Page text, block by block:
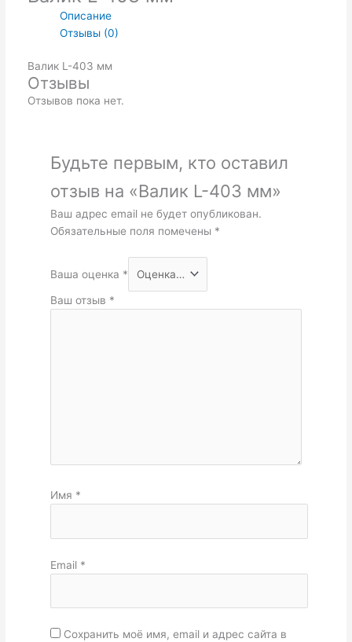
Описание
Отзывы (0)
Валик L-403 мм
Отзывы
Отзывов пока нет.
Будьте первым, кто оставил
отзыв на «Валик L-403 мм»
Ваш адрес email не будет опубликован.
Обязательные поля помечены *
Ваша оценка *
Ваш отзыв *
Имя *
Email *
Сохранить моё имя, email и адрес сайта в